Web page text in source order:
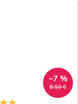
8,50 €
–7 %